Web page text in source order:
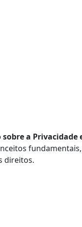
a Privacidade
direitos.